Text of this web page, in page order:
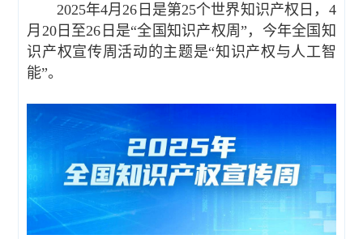
2025年4月26日是第25个世界知识产权日，4
月20日至26日是“全国知识产权周”，今年全国知
识产权宣传周活动的主题是“知识产权与人工智
能”。